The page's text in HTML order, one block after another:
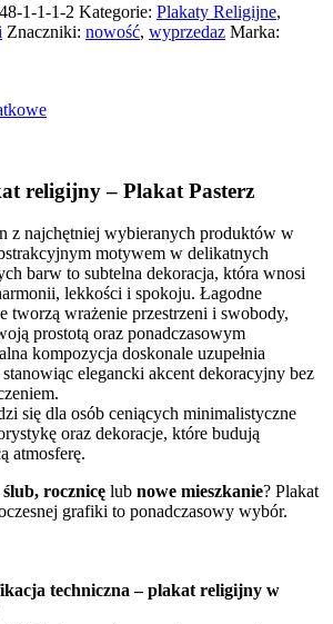
1-1-1-2 Kategorie: Plakaty Religijne,
Znaczniki: nowość, wyprzedaz Marka:
religijny – Plakat Pasterz
z najchętniej wybieranych produktów w
motywem w delikatnych
barw to subtelna dekoracja, która wnosi
lekkości i spokoju. Łagodne
tworzą wrażenie przestrzeni i swobody,
prostotą oraz ponadczasowym
kompozycja doskonale uzupełnia
elegancki akcent dekoracyjny bez
się dla osób ceniących minimalistyczne
oraz dekoracje, które budują
atmosferę.
ślub, rocznicę lub nowe mieszkanie? Plakat
grafiki to ponadczasowy wybór.
techniczna – plakat religijny w